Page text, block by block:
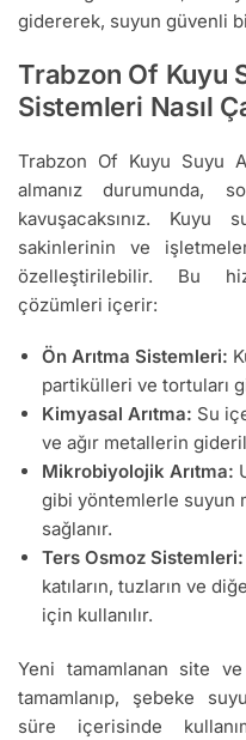
gidererek, suyun güvenli
Trabzon Of Kuyu
Sistemleri Nasıl
Trabzon Of Kuyu Suyu
almanız durumunda,
kavuşacaksınız. Kuyu
sakinlerinin ve
özelleştirilebilir. Bu
çözümleri içerir:
Ön Arıtma Sistemleri:
partikülleri ve tortuları
Kimyasal Arıtma: Su
ve ağır metallerin
Mikrobiyolojik Arıtma:
gibi yöntemlerle suyun
sağlanır.
Ters Osmoz Sistemleri:
katıların, tuzların ve
için kullanılır.
Yeni tamamlanan site ve
tamamlanıp, şebeke
süre içerisinde